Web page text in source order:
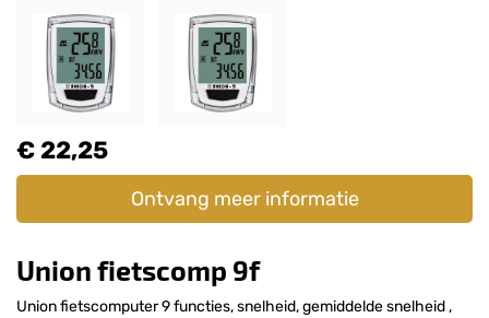
€ 22,25
Ontvang meer informatie
Union fietscomp 9f
Union fietscomputer 9 functies, snelheid, gemiddelde snelheid ,